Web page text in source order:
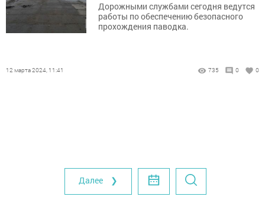
Дорожными службами сегодня ведутся
работы по обеспечению безопасного
прохождения паводка.
12 марта 2024, 11:41 735 0 0
Далее ❯